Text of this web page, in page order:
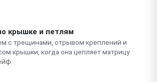
крышке и петлям
с трещинами, отрывом креплений и
крышки, когда она цепляет матрицу